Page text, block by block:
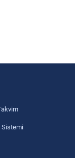
Sistemi